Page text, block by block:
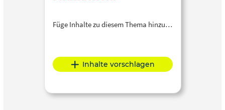
Füge Inhalte zu diesem Thema hinzu…
Inhalte vorschlagen